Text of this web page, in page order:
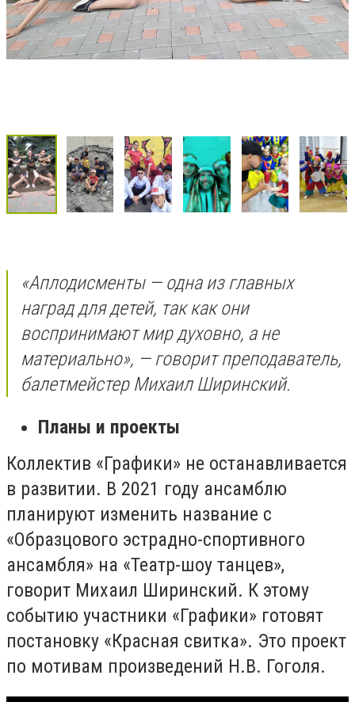
«Аплодисменты — одна из главных
наград для детей, так как они
воспринимают мир духовно, а не
материально», — говорит преподаватель,
балетмейстер Михаил Ширинский.
Планы и проекты
Коллектив «Графики» не останавливается
в развитии. В 2021 году ансамблю
планируют изменить название с
«Образцового эстрадно-спортивного
ансамбля» на «Театр-шоу танцев»,
говорит Михаил Ширинский. К этому
событию участники «Графики» готовят
постановку «Красная свитка». Это проект
по мотивам произведений Н.В. Гоголя.